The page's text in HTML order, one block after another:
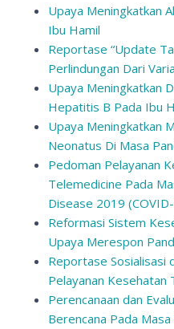
Upaya Meningkatkan
Ibu Hamil
Reportase “Update
Perlindungan Dari
Upaya Meningkatkan
Hepatitis B Pada Ibu
Upaya Meningkatkan
Neonatus Di Masa
Pedoman Pelayanan
Telemedicine Pada
Disease 2019
Reformasi Sistem
Upaya Merespon
Reportase Sosialisasi
Pelayanan Kesehatan
Perencanaan dan
Berencana Pada